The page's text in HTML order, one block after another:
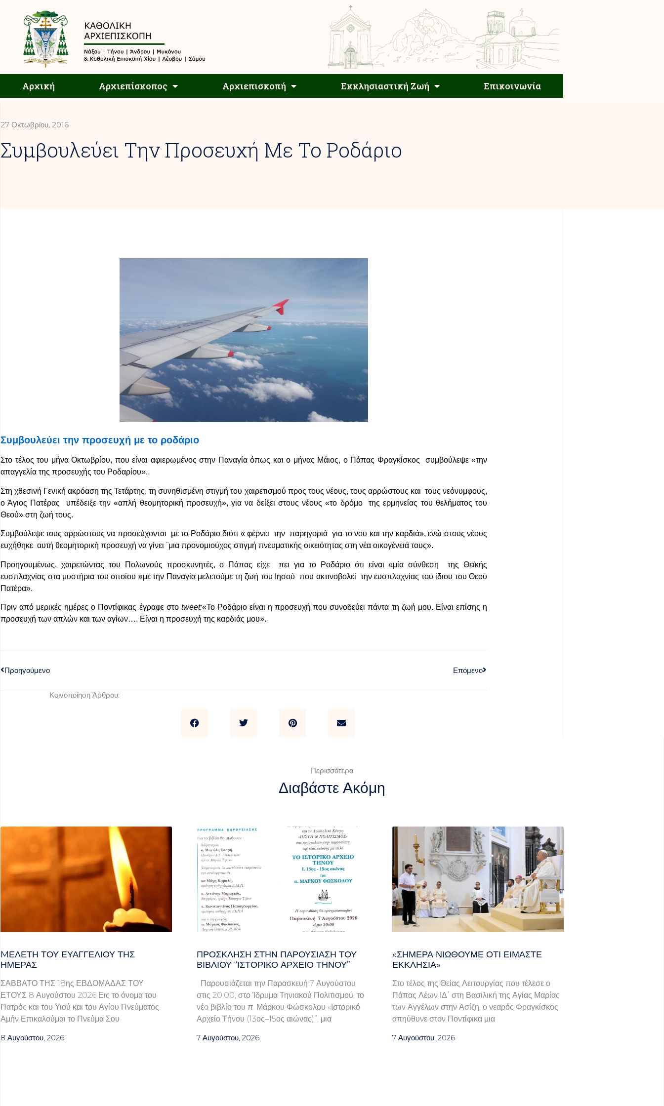
Αρχική Αρχιεπίσκοπος Αρχιεπισκοπή Εκκλησιαστική Ζωή Επικοινωνία
Αρχιεπισκοπή Εκκλησιαστική Ζωή Επικοινωνία
27 Οκτωβρίου, 2016
Συμβουλεύει Την Προσευχή Με Το Ροδάριο
Συμβουλεύει την προσευχή με το ροδάριο
Στο τέλος του μήνα Οκτωβρίου, που είναι αφιερωμένος στην Παναγία όπως και ο μήνας Μάιος, ο Πάπας Φραγκίσκος συμβούλεψε «την
απαγγελία της προσευχής του Ροδαρίου».
Στη χθεσινή Γενική ακρόαση της Τετάρτης, τη συνηθισμένη στιγμή του χαιρετισμού προς τους νέους, τους αρρώστους και τους νεόνυμφους,
ο Άγιος Πατέρας υπέδειξε την «απλή θεομητορική προσευχή», για να δείξει στους νέους «το δρόμο της ερμηνείας του θελήματος του
Θεού» στη ζωή τους.
Συμβούλεψε τους αρρώστους να προσεύχονται με το Ροδάριο διότι « φέρνει την παρηγοριά για το νου και την καρδιά», ενώ στους νέους
ευχήθηκε αυτή θεομητορική προσευχή να γίνει ¨μια προνομιούχος στιγμή πνευματικής οικειότητας στη νέα οικογένειά τους».
Προηγουμένως, χαιρετώντας του Πολωνούς προσκυνητές, ο Πάπας είχε πει για το Ροδάριο ότι είναι «μία σύνθεση της Θεϊκής
ευσπλαχνίας στα μυστήρια του οποίου «με την Παναγία μελετούμε τη ζωή του Ιησού που ακτινοβολεί την ευσπλαχνίας του ίδιου του Θεού
Πατέρα».
Πριν από μερικές ημέρες ο Ποντίφικας έγραφε στο tweet:«Το Ροδάριο είναι η προσευχή που συνοδεύει πάντα τη ζωή μου. Είναι επίσης η
προσευχή των απλών και των αγίων…. Είναι η προσευχή της καρδιάς μου».
Προηγούμενο Επόμενο
Κοινοποίηση Άρθρου:
Περισσότερα
Διαβάστε Ακόμη
MΕΛΈΤΗ ΤΟΥ ΕΥΑΓΓΕΛΊΟΥ ΤΗΣ
ΗΜΈΡΑΣ
ΣΑΒΒΑΤΟ ΤΗΣ 18ης ΕΒΔΟΜΑΔΑΣ ΤΟΥ
ΕΤΟΥΣ 8 Αυγούστου 2026 Εις το όνομα του
Πατρός και του Υιού και του Αγίου Πνεύματος.
Αμήν Επικαλούμαι το Πνεύμα Σου
8 Αυγούστου, 2026
ΠΡΌΣΚΛΗΣΗ ΣΤΗΝ ΠΑΡΟΥΣΊΑΣΗ ΤΟΥ
ΒΙΒΛΊΟΥ “ΙΣΤΟΡΙΚΌ ΑΡΧΕΊΟ ΤΉΝΟΥ”
Παρουσιάζεται την Παρασκευή 7 Αυγούστου
στις 20:00, στο Ίδρυμα Τηνιακού Πολιτισμού, το
νέο βιβλίο του π. Μάρκου Φώσκολου «Ιστορικό
Αρχείο Τήνου (13ος–15ος αιώνας)”, μια
7 Αυγούστου, 2026
«ΣΉΜΕΡΑ ΝΙΏΘΟΥΜΕ ΌΤΙ ΕΊΜΑΣΤΕ
ΕΚΚΛΗΣΊΑ»
Στο τέλος της Θείας Λειτουργίας που τέλεσε ο
Πάπας Λέων ΙΔ΄ στη Βασιλική της Αγίας Μαρίας
των Αγγέλων στην Ασίζη, ο νεαρός Φραγκίσκος
απηύθυνε στον Ποντίφικα μια
7 Αυγούστου, 2026